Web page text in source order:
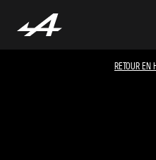
RETOUR EN